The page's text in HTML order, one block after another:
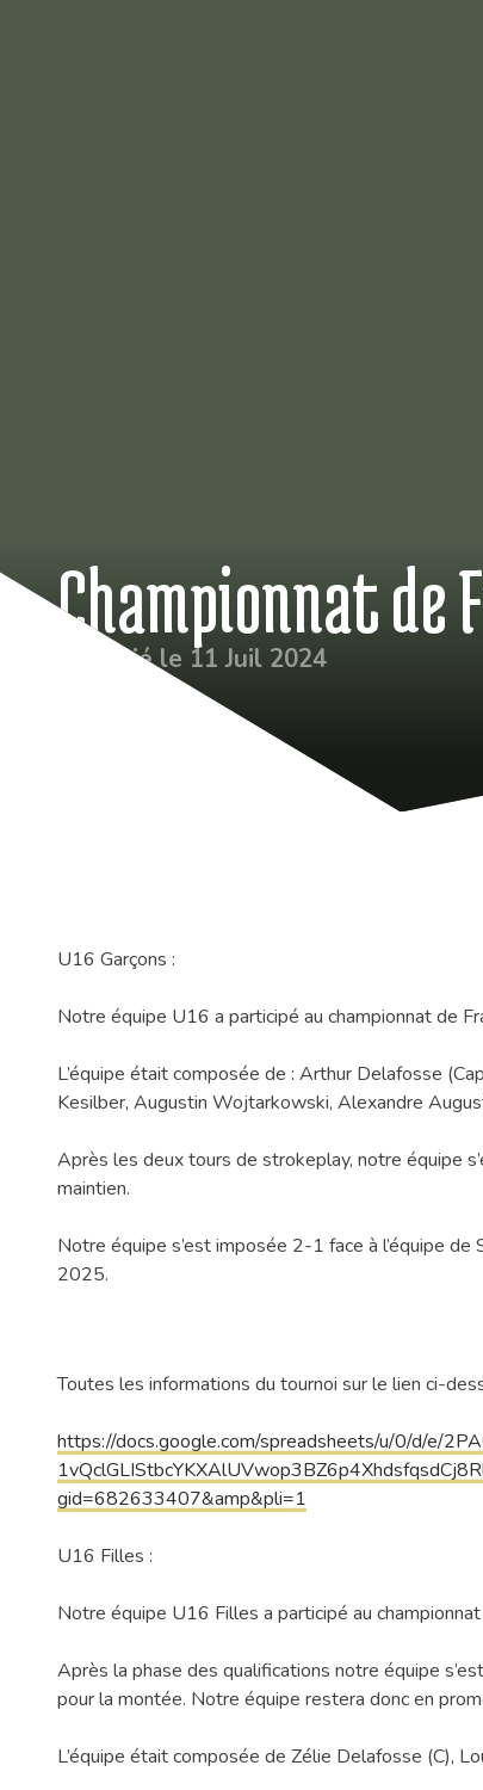
Championnat de
Publié le 11 Juil 2024
U16 Garçons :
Notre équipe U16 a participé au championnat de
L’équipe était composée de : Arthur Delafosse
Kesilber, Augustin Wojtarkowski, Alexandre
Après les deux tours de strokeplay, notre équipe
maintien.
Notre équipe s’est imposée 2-1 face à l’équipe
2025.
Toutes les informations du tournoi sur le lien ci-
https://docs.google.com/spreadsheets/u/0/d/e/
gid=682633407&amp&pli=1
U16 Filles :
Notre équipe U16 Filles a participé au
Après la phase des qualifications notre équipe
pour la montée. Notre équipe restera donc en
L’équipe était composée de Zélie Delafosse (C),